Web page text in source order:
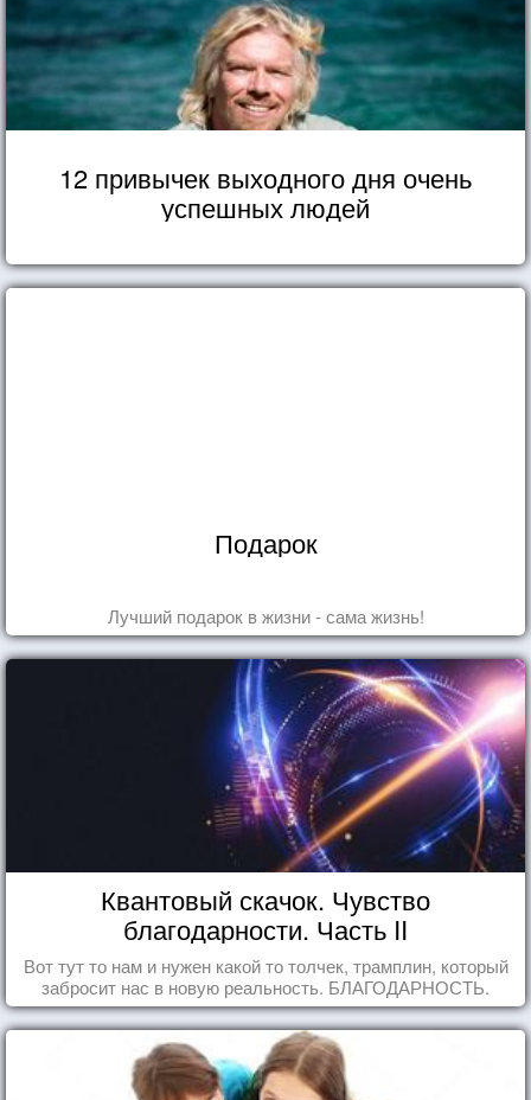
12 привычек выходного дня очень
успешных людей
Подарок
Лучший подарок в жизни - сама жизнь!
Квантовый скачок. Чувство
благодарности. Часть II
Вот тут то нам и нужен какой то толчек, трамплин, который
забросит нас в новую реальность. БЛАГОДАРНОСТЬ.